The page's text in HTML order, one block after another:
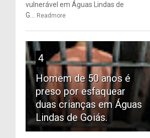
vulnerável em Águas Lindas de
G...
Readmore
4
Homem de 50 anos é
preso por esfaquear
duas crianças em Águas
Lindas de Goiás.